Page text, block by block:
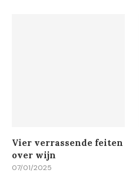
Vier verrassende feiten
over wijn
07/01/2025